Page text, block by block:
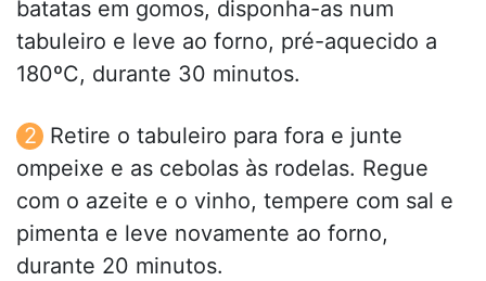
batatas em gomos, disponha-as num
tabuleiro e leve ao forno, pré-aquecido a
180ºC, durante 30 minutos.
Retire o tabuleiro para fora e junte
ompeixe e as cebolas às rodelas. Regue
com o azeite e o vinho, tempere com sal e
pimenta e leve novamente ao forno,
durante 20 minutos.